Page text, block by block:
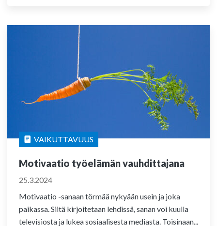
VAIKUTTAVUUS
Motivaatio työelämän vauhdittajana
25.3.2024
Motivaatio -sanaan törmää nykyään usein ja joka
paikassa. Siitä kirjoitetaan lehdissä, sanan voi kuulla
televisiosta ja lukea sosiaalisesta mediasta. Toisinaan...